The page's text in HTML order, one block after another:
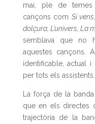
mai, ple de temes
cançons com Si
dolçura, L’univers, La
semblava que no
aquestes cançons.
identificable, actual
per tots els assistents.
La força de la
que en els directes
trajectòria de la